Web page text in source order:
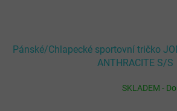
Pánské/Chlapecké sportovní tričko
ANTHRACITE S/S
SKLADEM -